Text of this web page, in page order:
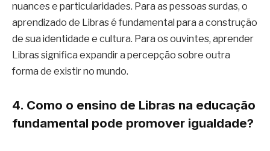
nuances e particularidades. Para as pessoas surdas, o
aprendizado de Libras é fundamental para a construção
de sua identidade e cultura. Para os ouvintes, aprender
Libras significa expandir a percepção sobre outra
forma de existir no mundo.
4. Como o ensino de Libras na educação
fundamental pode promover igualdade?